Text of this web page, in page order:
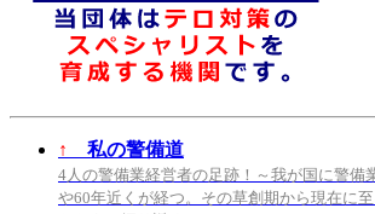
↑ 私の警備道
4人の警備業経営者の足跡！～我が国に警備
や60年近くが経つ。その草創期から現在に